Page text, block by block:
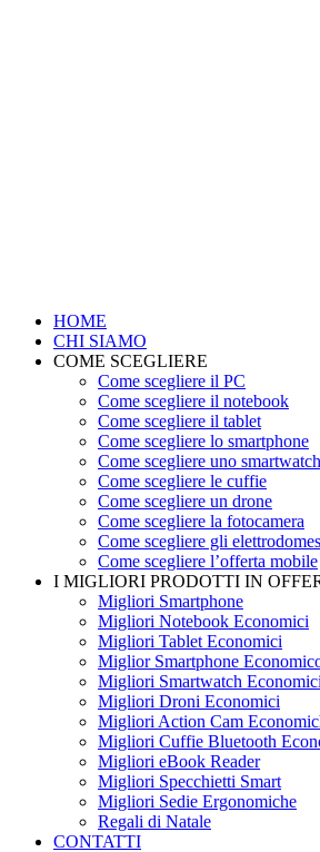
HOME
CHI SIAMO
COME SCEGLIERE
Come scegliere il PC
Come scegliere il notebook
Come scegliere il tablet
Come scegliere lo smartphone
Come scegliere uno smartwatch
Come scegliere le cuffie
Come scegliere un drone
Come scegliere la fotocamera
Come scegliere gli
Come scegliere l’offerta mobile
I MIGLIORI PRODOTTI IN
Migliori Smartphone
Migliori Notebook Economici
Migliori Tablet Economici
Miglior Smartphone
Migliori Smartwatch Economici
Migliori Droni Economici
Migliori Action Cam
Migliori Cuffie Bluetooth
Migliori eBook Reader
Migliori Specchietti Smart
Migliori Sedie Ergonomiche
Regali di Natale
CONTATTI